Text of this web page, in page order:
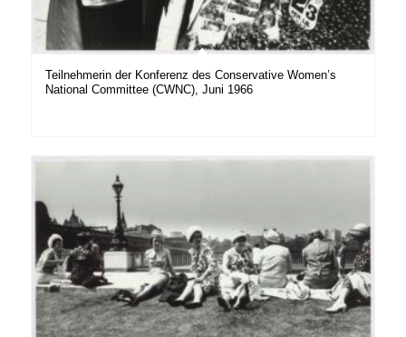
Teilnehmerin der Konferenz des Conservative Women’s
National Committee (CWNC), Juni 1966